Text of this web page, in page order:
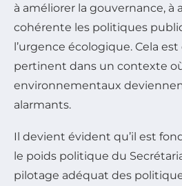
à améliorer la gouvernance, à
cohérente les politiques
l’urgence écologique. Cela
pertinent dans un contexte
environnementaux
alarmants.
Il devient évident qu’il est
le poids politique du
pilotage adéquat des